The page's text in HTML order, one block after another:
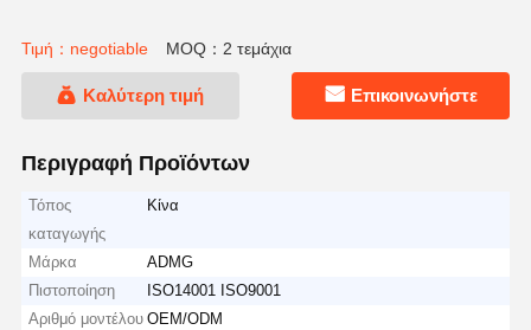
Τιμή：negotiable MOQ：2 τεμάχια
Καλύτερη τιμή Επικοινωνήστε
Περιγραφή Προϊόντων
Τόπος
καταγωγής
Κίνα
Μάρκα
ADMG
Πιστοποίηση
ISO14001 ISO9001
Αριθμό μοντέλου OEM/ODM